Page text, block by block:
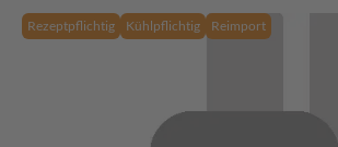
Rezeptpflichtig Kühlpflichtig Reimport